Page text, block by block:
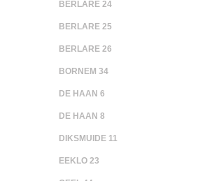
BERLARE 24
BERLARE 25
BERLARE 26
BORNEM 34
DE HAAN 6
DE HAAN 8
DIKSMUIDE 11
EEKLO 23